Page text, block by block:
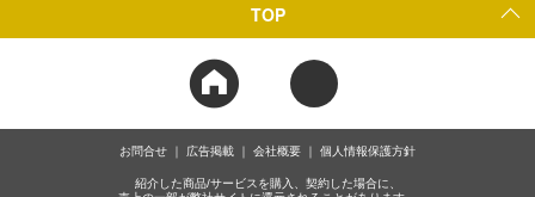
TOP
お問合せ 広告掲載 会社概要 個人情報保護方針
紹介した商品/サービスを購入、契約した場合に、